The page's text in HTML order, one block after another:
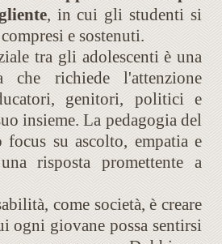
, in cui gli studenti si
e sostenuti.
tra gli adolescenti è una
che richiede l'attenzione
genitori, politici e
insieme. La pedagogia del
su ascolto, empatia e
risposta promettente a
come società, è creare
ogni giovane possa sentirsi